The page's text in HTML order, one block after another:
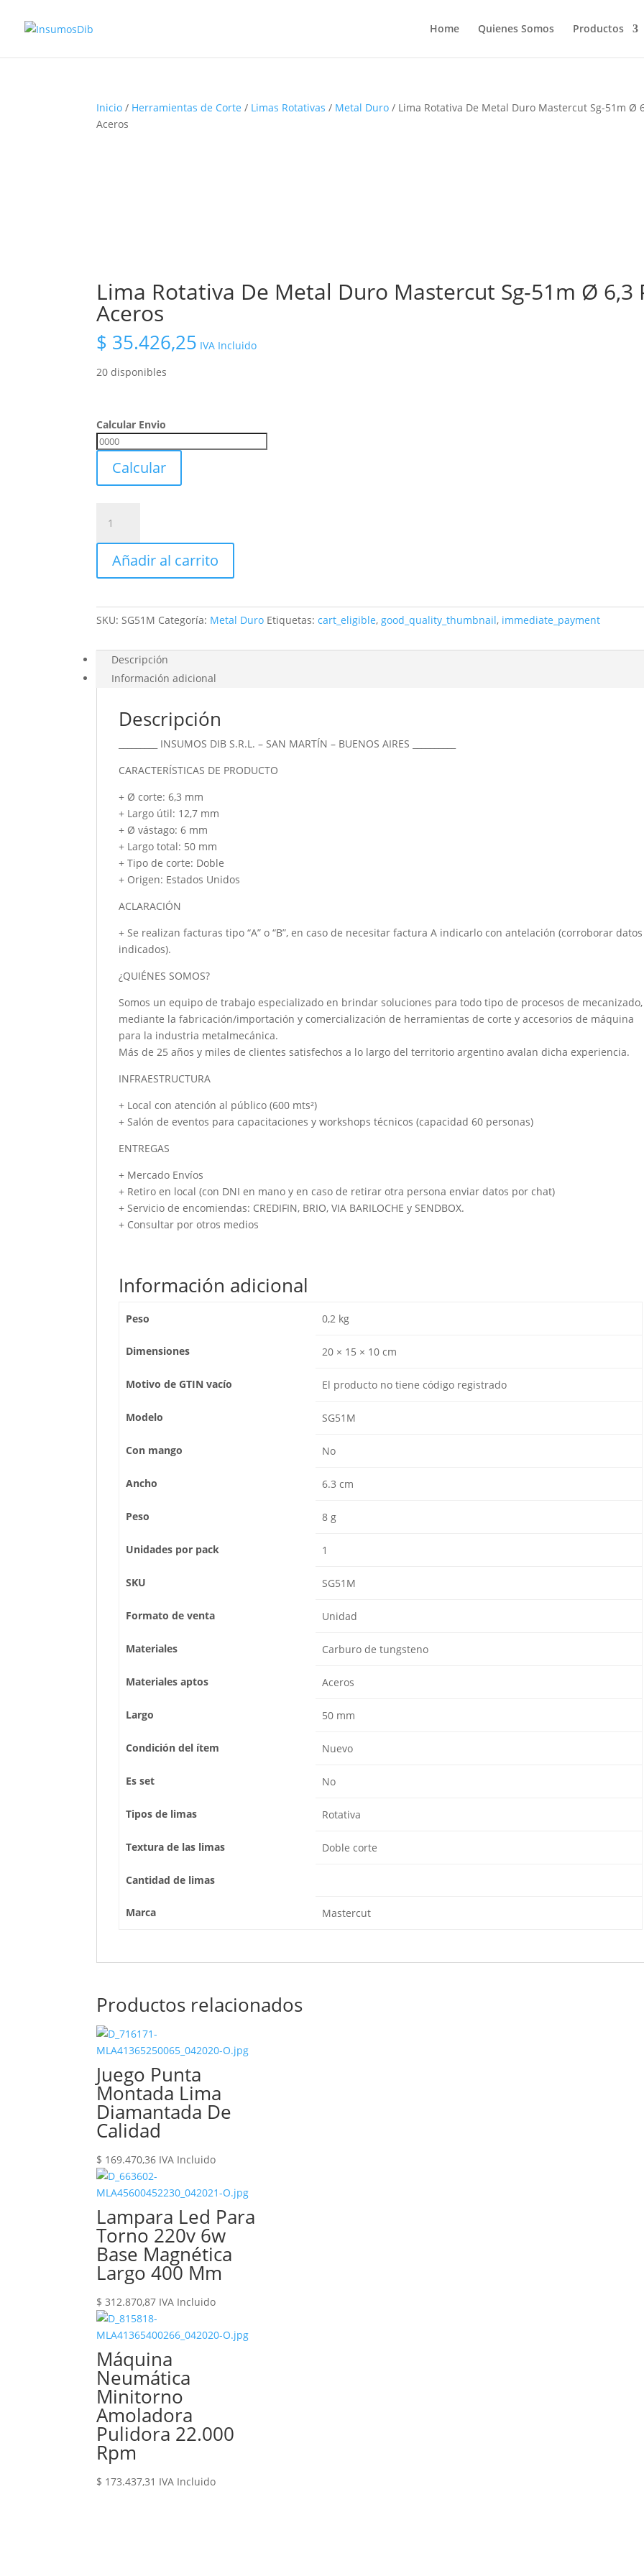
Home Quienes Somos Productos
Inicio / Herramientas de Corte / Limas Rotativas / Metal Duro / Lima Rotativa De Metal Duro Mastercut Sg-51m Ø
Aceros
Lima Rotativa De Metal Duro Mastercut Sg-51m Ø 6,3
Aceros
$ 35.426,25 IVA Incluido
20 disponibles
Calcular Envio
Calcular
Envio
Calcular
Rotativa
De
Metal
Duro
Sg-
51m
Aceros
cantidad
Añadir al carrito
SKU:SG51M Categoría: Metal Duro Etiquetas:cart_eligible,good_quality_thumbnail, immediate_payment
Descripción
Información adicional
Descripción
_________ INSUMOS DIB S.R.L. – SAN MARTÍN – BUENOS AIRES __________
CARACTERÍSTICAS DE PRODUCTO
+ Ø corte: 6,3 mm
+ Largo útil: 12,7 mm
+ Ø vástago: 6 mm
+ Largo total: 50 mm
+ Tipo de corte: Doble
+ Origen: Estados Unidos
ACLARACIÓN
+ Se realizan facturas tipo “A” o “B”, en caso de necesitar factura A indicarlo con antelación (corroborar datos
indicados).
¿QUIÉNES SOMOS?
Somos un equipo de trabajo especializado en brindar soluciones para todo tipo de procesos de mecanizado,
mediante la fabricación/importación y comercialización de herramientas de corte y accesorios de máquina
para la industria metalmecánica.
Más de 25 años y miles de clientes satisfechos a lo largo del territorio argentino avalan dicha experiencia.
INFRAESTRUCTURA
+ Local con atención al público (600 mts²)
+ Salón de eventos para capacitaciones y workshops técnicos (capacidad 60 personas)
ENTREGAS
+ Mercado Envíos
+ Retiro en local (con DNI en mano y en caso de retirar otra persona enviar datos por chat)
+ Servicio de encomiendas: CREDIFIN, BRIO, VIA BARILOCHE y SENDBOX.
+ Consultar por otros medios
Información adicional
Peso 0,2 kg
Dimensiones 20 × 15 × 10 cm
Motivo de GTIN vacío El producto no tiene código registrado
Modelo SG51M
Con mango No
Ancho 6.3 cm
Peso 8 g
Unidades por pack 1
SKU SG51M
Formato de venta Unidad
Materiales Carburo de tungsteno
Materiales aptos Aceros
Largo 50 mm
Condición del ítem Nuevo
Es set No
Tipos de limas Rotativa
Textura de las limas Doble corte
Cantidad de limas
Marca Mastercut
Productos relacionados
Juego Punta
Montada Lima
Diamantada De
Calidad
$ 169.470,36 IVA Incluido
Lampara Led Para
Torno 220v 6w
Base Magnética
Largo 400 Mm
$ 312.870,87 IVA Incluido
Máquina
Neumática
Minitorno
Amoladora
Pulidora 22.000
Rpm
$ 173.437,31 IVA Incluido